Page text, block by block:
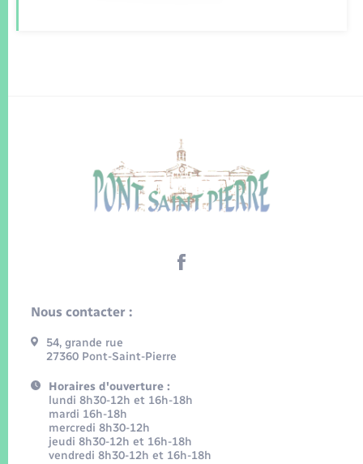
Nous contacter :
54, grande rue
27360 Pont-Saint-Pierre
Horaires d'ouverture :
lundi 8h30-12h et 16h-18h
mardi 16h-18h
mercredi 8h30-12h
jeudi 8h30-12h et 16h-18h
vendredi 8h30-12h et 16h-18h